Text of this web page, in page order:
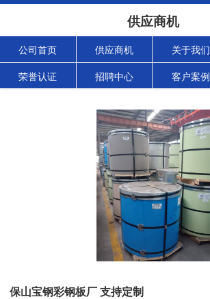
供应商机
公司首页 供应商机 关于我们
荣誉认证 招聘中心 客户案例
保山宝钢彩钢板厂 支持定制